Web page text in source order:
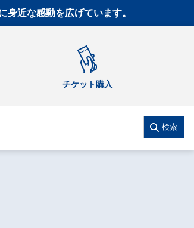
近な感動を広げています。
チケット購入
検索